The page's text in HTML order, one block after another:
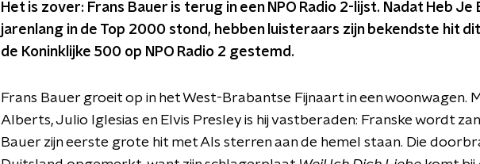
Het is zover: Frans Bauer is terug in een NPO Radio 2-lijst. Nadat Heb Je
jarenlang in de Top 2000 stond, hebben luisteraars zijn bekendste hit
de Koninklijke 500 op NPO Radio 2 gestemd.
Frans Bauer groeit op in het West-Brabantse Fijnaart in een woonwagen.
Alberts, Julio Iglesias en Elvis Presley is hij vastberaden: Franske wordt
Bauer zijn eerste grote hit met Als sterren aan de hemel staan. Die